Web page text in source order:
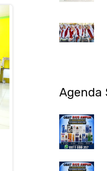
Agenda